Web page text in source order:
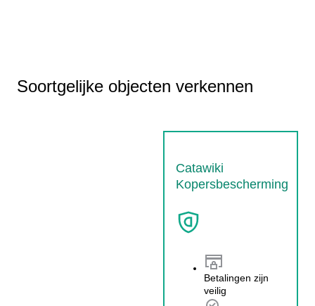
Soortgelijke objecten verkennen
Catawiki
Kopersbescherming
Betalingen zijn
veilig